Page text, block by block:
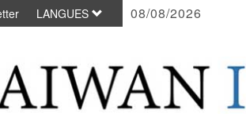
principal
LANGUES 08/08/2026